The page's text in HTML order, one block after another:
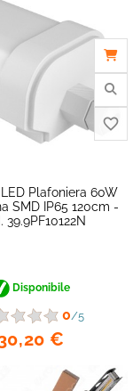
LED Plafoniera 60W
SMD IP65 120cm -
39.9PF10122N
Disponibile
0/5
€